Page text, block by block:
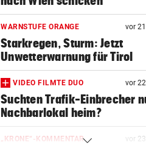
WARNSTUFE ORANGE vor
Starkregen, Sturm: Jetzt
Unwetterwarnung für Tirol
VIDEO FILMTE DUO vor
Suchten Trafik-Einbrecher
Nachbarlokal heim?
„KRONE“-KOMMENTAR vor